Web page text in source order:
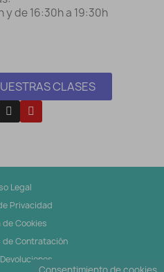
y de 16:30h a 19:30h
CLASES
Legal
Privacidad
Cookies
de Contratación